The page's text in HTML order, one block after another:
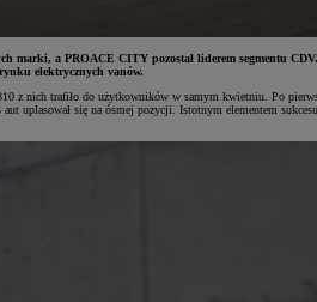
marki, a PROACE CITY pozostał liderem segmentu
elektrycznych vanów.
z nich trafiło do użytkowników w samym kwietniu. Po
uplasował się na ósmej pozycji. Istotnym elementem